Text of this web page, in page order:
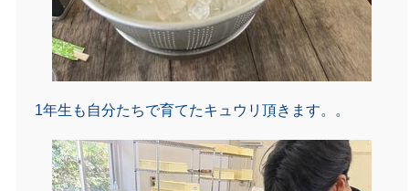
1年生も自分たちで育てたキュウリ頂きます。。